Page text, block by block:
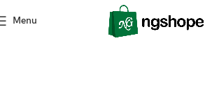
Menu